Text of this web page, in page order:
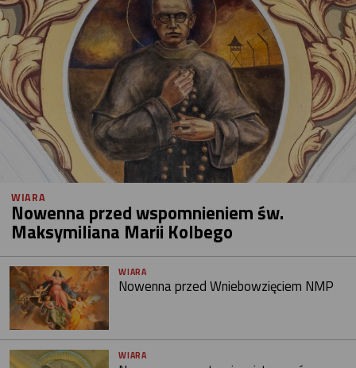
WIARA
Nowenna przed wspomnieniem św.
Maksymiliana Marii Kolbego
WIARA
Nowenna przed Wniebowzięciem NMP
WIARA